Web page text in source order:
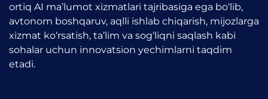
ortiq AI ma’lumot xizmatlari tajribasiga ega bo‘lib,
avtonom boshqaruv, aqlli ishlab chiqarish, mijozlarga
xizmat ko‘rsatish, ta’lim va sog‘liqni saqlash kabi
sohalar uchun innovatsion yechimlarni taqdim
etadi.